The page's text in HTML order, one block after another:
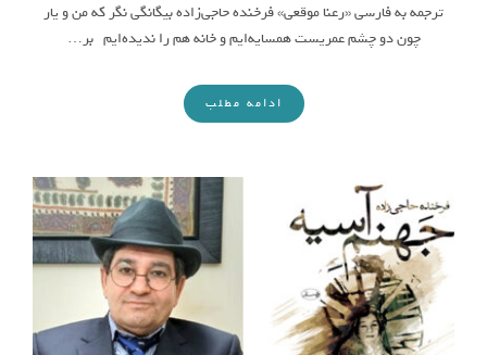
ترجمه به فارسی «رعنا موقعی» فرخنده حاجی‌زاده بیگانگی نگر که من و یار
چون دو چشم عمریست همسایه‌ایم و خانه هم را ندیده‌ایم بر…
ادامه مطلب